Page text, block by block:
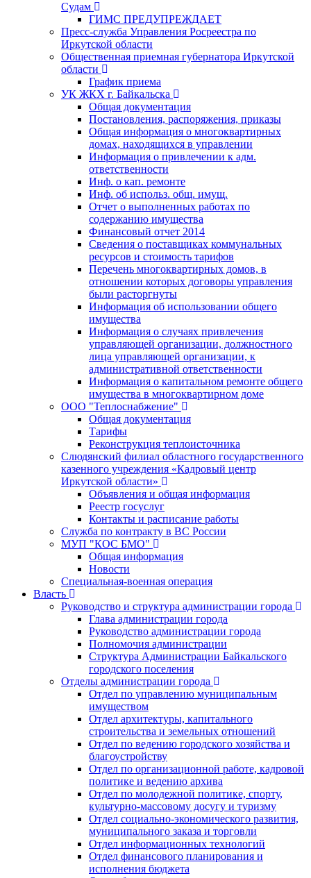
Судам
ГИМС ПРЕДУПРЕЖДАЕТ
Пресс-служба Управления Росреестра по
Иркутской области
Общественная приемная губернатора Иркутской
области
График приема
УК ЖКХ г. Байкальска
Общая документация
Постановления, распоряжения, приказы
Общая информация о многоквартирных
домах, находящихся в управлении
Информация о привлечении к адм.
ответственности
Инф. о кап. ремонте
Инф. об использ. общ. имущ.
Отчет о выполненных работах по
содержанию имущества
Финансовый отчет 2014
Сведения о поставщиках коммунальных
ресурсов и стоимость тарифов
Перечень многоквартирных домов, в
отношении которых договоры управления
были расторгнуты
Информация об использовании общего
имущества
Информация о случаях привлечения
управляющей организации, должностного
лица управляющей организации, к
административной ответственности
Информация о капитальном ремонте общего
имущества в многоквартирном доме
ООО "Теплоснабжение"
Общая документация
Тарифы
Реконструкция теплоисточника
Слюдянский филиал областного государственного
казенного учреждения «Кадровый центр
Иркутской области»
Объявления и общая информация
Реестр госуслуг
Контакты и расписание работы
Служба по контракту в ВС России
МУП "КОС БМО"
Общая информация
Новости
Специальная-военная операция
Власть
Руководство и структура администрации города
Глава администрации города
Руководство администрации города
Полномочия администрации
Структура Администрации Байкальского
городского поселения
Отделы администрации города
Отдел по управлению муниципальным
имуществом
Отдел архитектуры, капитального
строительства и земельных отношений
Отдел по ведению городского хозяйства и
благоустройству
Отдел по организационной работе, кадровой
политике и ведению архива
Отдел по молодежной политике, спорту,
культурно-массовому досугу и туризму
Отдел социально-экономического развития,
муниципального заказа и торговли
Отдел информационных технологий
Отдел финансового планирования и
исполнения бюджета